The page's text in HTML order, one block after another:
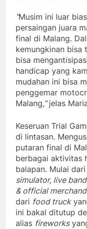
“Musim ini luar
persaingan juara
final di Malang.
kemungkinan bisa
bisa
handicap yang
mudahan ini bisa
penggemar
Malang,”jelas
Keseruan Trial
di lintasan.
putaran final di
berbagai aktivitas
balapan. Mulai
simulator, live
& official
dari food truck
ini bakal ditutup
alias fireworks